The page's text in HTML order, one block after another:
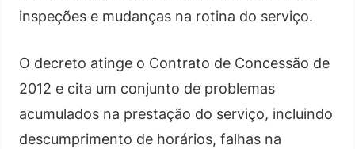
inspeções e mudanças na rotina do serviço.
O decreto atinge o Contrato de Concessão de
2012 e cita um conjunto de problemas
acumulados na prestação do serviço, incluindo
descumprimento de horários, falhas na